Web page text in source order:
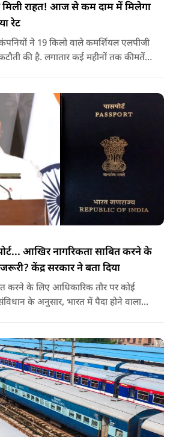
मिली राहत! आज से कम दाम में मिलेगा
रेट
ने 19 किलो वाले कमर्शियल एलपीजी
की है. लगातार कई महीनों तक कीमतें
आखिर नागरिकता साबित करने के
केंद्र सरकार ने बता दिया
करने के लिए आधिकारिक तौर पर कोई
के अनुसार, भारत में पैदा होने वाला